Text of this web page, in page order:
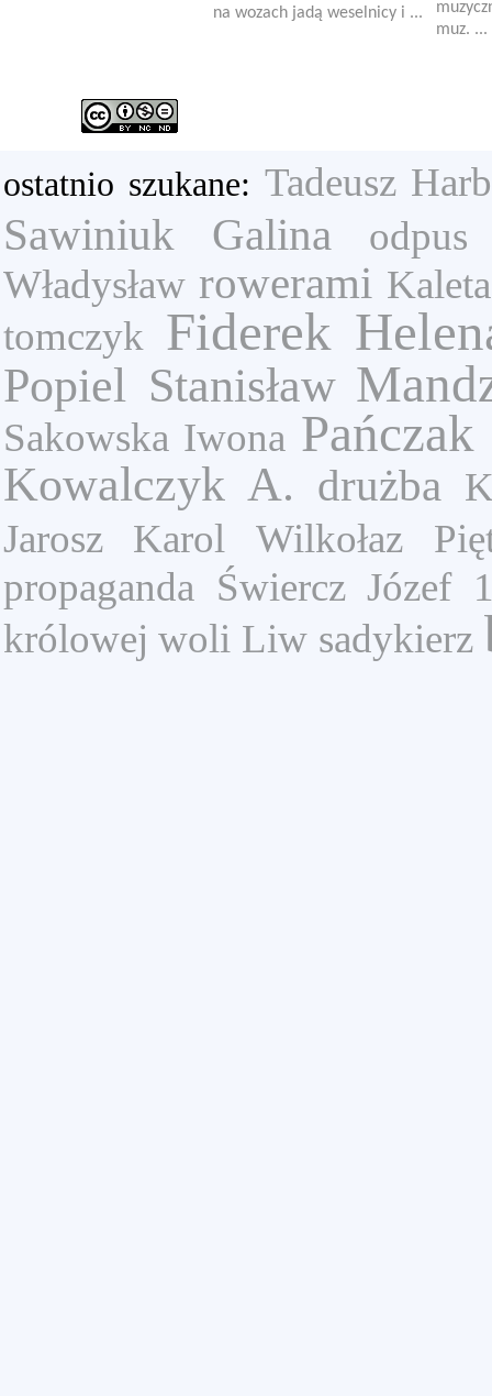
na wozach jadą weselnicy i ...
muz. ...
ostatnio szukane: Tadeusz
Sawiniuk Galina
odpus
Władysław rowerami
tomczyk Fiderek
Popiel Stanisław
Sakowska Iwona Pańczak
Kowalczyk A. drużba
Jarosz Karol
Wilkołaz
propaganda Świercz Józef
królowej woli Liw sadykierz